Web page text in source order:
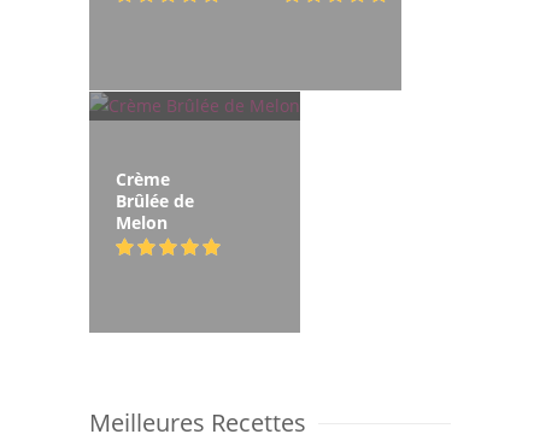
Crème
Brûlée de
Melon
Meilleures Recettes